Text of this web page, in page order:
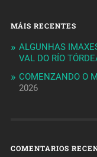
MÁIS RECENTES
ALGUNHAS
VAL DO RÍO
COMENZANDO O
2026
COMENTARIOS